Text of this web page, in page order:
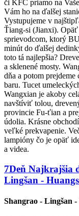
či KFC priamo na
Vám ho na ďalšej
Vystupujeme v
Ťiang-si (Jianxi). Opäť
sprievodcom, ktorý
minút do ďalšej
toto tá najlepšia?
a sklenené mosty.
dňa a potom prejdeme
baru. Tucet
Wangxian je akoby
navštíviť tolou,
provincie Fu-ťian a
údolia. Krásne
veľké prekvapenie.
lampióny čo je opäť
a videa.
7Deň Najkrajšia
Lingšan -
Shangrao - Lingšan -